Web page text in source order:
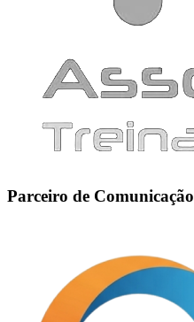
Parceiro de Comunicação